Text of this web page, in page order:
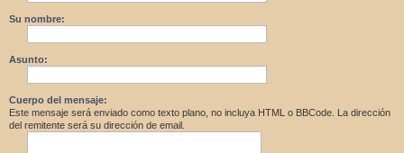
Su nombre:
Asunto:
Cuerpo del mensaje:
Este mensaje será enviado como texto plano, no incluya HTML o BBCode. La dirección
del remitente será su dirección de email.